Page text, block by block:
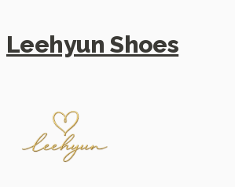
Leehyun Shoes